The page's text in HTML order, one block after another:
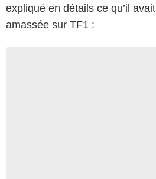
expliqué en détails ce qu’il
amassée sur TF1 :